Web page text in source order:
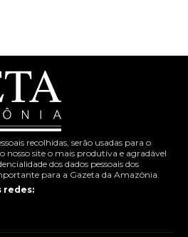
recolhidas, serão usadas para o
nosso site o mais produtiva e agradável
dos dados pessoais dos
para a Gazeta da Amazônia.
redes: